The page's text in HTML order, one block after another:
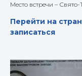
Место встречи –
Перейти на
записаться